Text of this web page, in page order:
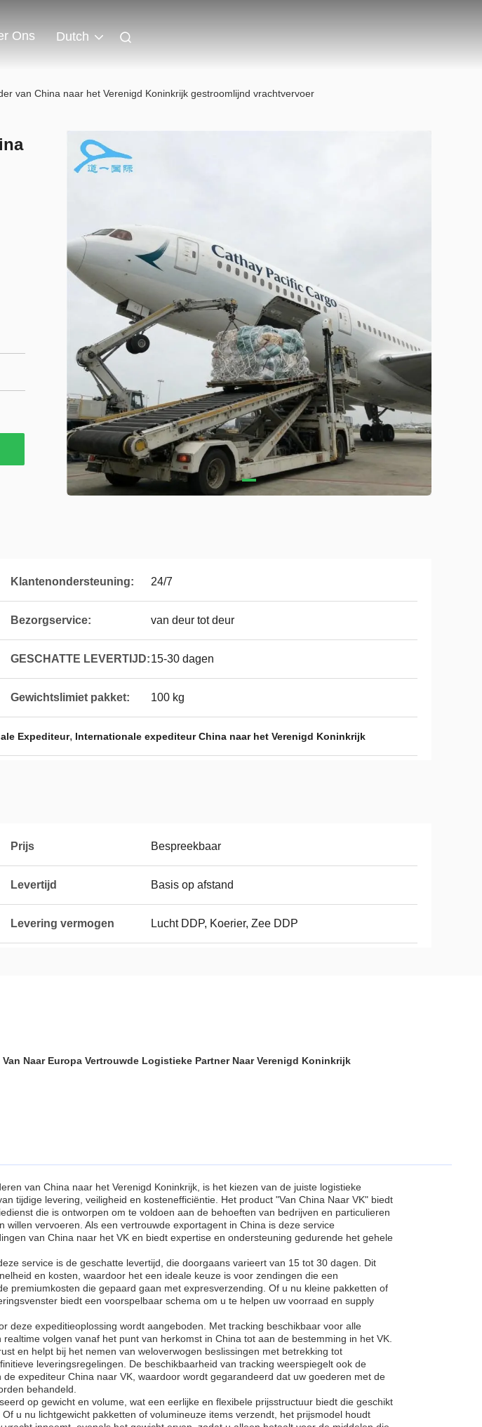
Ons Dutch
van China naar het Verenigd Koninkrijk gestroomlijnd vrachtvervoer
Klantenondersteuning: 24/7
Bezorgservice: van deur tot deur
GESCHATTE LEVERTIJD:15-30 dagen
Gewichtslimiet pakket: 100 kg
Expediteur, Internationale expediteur China naar het Verenigd Koninkrijk
Prijs Bespreekbaar
Levertijd Basis op afstand
Levering vermogen Lucht DDP, Koerier, Zee DDP
Naar Europa Vertrouwde Logistieke Partner Naar Verenigd Koninkrijk
van China naar het Verenigd Koninkrijk, is het kiezen van de juiste logistieke
tijdige levering, veiligheid en kostenefficiëntie. Het product "Van China Naar VK" biedt
die is ontworpen om te voldoen aan de behoeften van bedrijven en particulieren
willen vervoeren. Als een vertrouwde exportagent in China is deze service
van China naar het VK en biedt expertise en ondersteuning gedurende het gehele
service is de geschatte levertijd, die doorgaans varieert van 15 tot 30 dagen. Dit
en kosten, waardoor het een ideale keuze is voor zendingen die een
premiumkosten die gepaard gaan met expresverzending. Of u nu kleine pakketten of
biedt een voorspelbaar schema om u te helpen uw voorraad en supply
deze expeditieoplossing wordt aangeboden. Met tracking beschikbaar voor alle
volgen vanaf het punt van herkomst in China tot aan de bestemming in het VK.
en helpt bij het nemen van weloverwogen beslissingen met betrekking tot
leveringsregelingen. De beschikbaarheid van tracking weerspiegelt ook de
expediteur China naar VK, waardoor wordt gegarandeerd dat uw goederen met de
behandeld.
op gewicht en volume, wat een eerlijke en flexibele prijsstructuur biedt die geschikt
u nu lichtgewicht pakketten of volumineuze items verzendt, het prijsmodel houdt